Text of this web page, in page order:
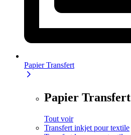
Papier Transfert
Papier Transfert
Tout voir
Transfert inkjet pour textile